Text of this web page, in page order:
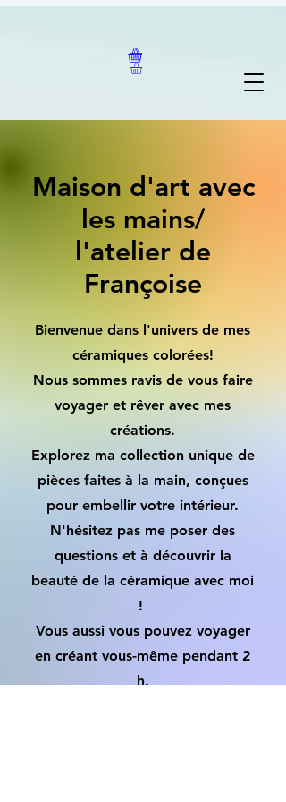
Maison d'art avec
les mains/
l'atelier de
Françoise
Bienvenue dans l'univers de mes
céramiques colorées!
Nous sommes ravis de vous faire
voyager et rêver avec mes
créations.
Explorez ma collection unique de
pièces faites à la main, conçues
pour embellir votre intérieur.
N'hésitez pas me poser des
questions et à découvrir la
beauté de la céramique avec moi
!
Vous aussi vous pouvez voyager
en créant vous-même pendant 2
h.